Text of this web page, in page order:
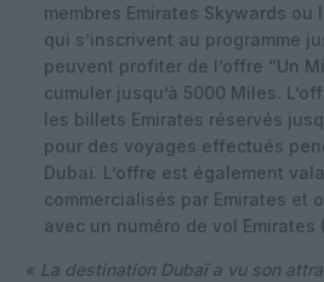
membres Emirates Skywards ou
qui s’inscrivent au programme
peuvent profiter de l’offre “Un
cumuler jusqu’à 5000 Miles.
les billets Emirates réservés
pour des voyages effectués
Dubaï. L’offre est également
commercialisés par Emirates et
avec un numéro de vol Emirates
« La destination Dubaï a vu son